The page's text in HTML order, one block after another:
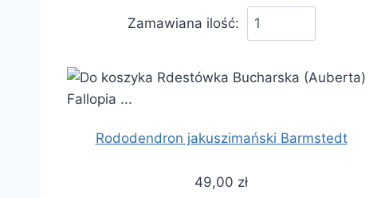
Zamawiana ilość:
Rododendron jakuszimański Barmstedt
49,00 zł